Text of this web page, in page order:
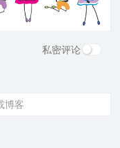
私密评论